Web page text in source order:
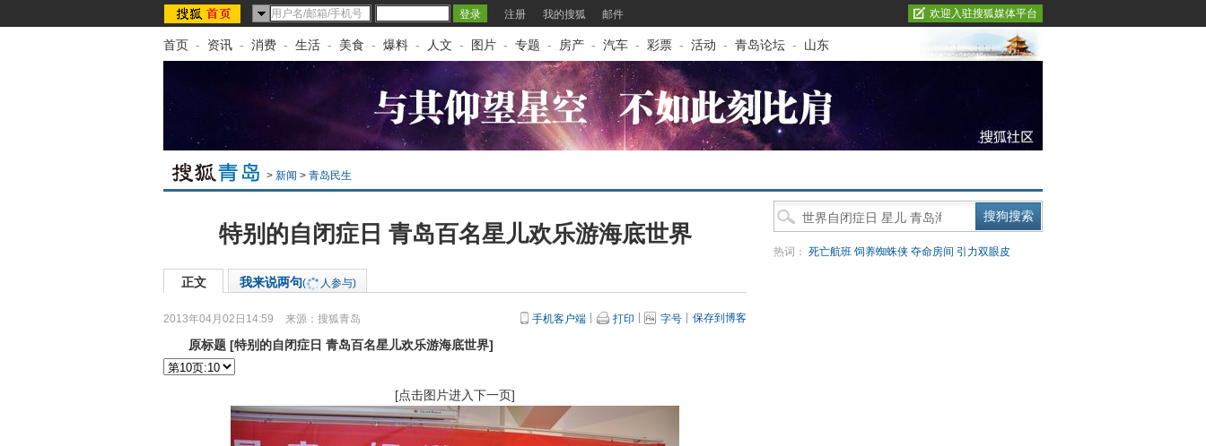
注册 我的搜狐 邮件 欢迎入驻搜狐媒体平台
首页 - 资讯 - 消费 - 生活 - 美食 - 爆料 - 人文 - 图片 - 专题 - 房产 - 汽车 - 彩票 - 活动 - 青岛论坛 - 山东
> 新闻 > 青岛民生
特别的自闭症日 青岛百名星儿欢乐游海底世界
正文 我来说两句( 人参与)
2013年04月02日14:59 来源： 搜狐青岛 手机客户端 打印 字号 保存到博客
原标题 [特别的自闭症日 青岛百名星儿欢乐游海底世界]
[点击图片进入下一页]
热词： 死亡航班 饲养蜘蛛侠 夺命房间 引力双眼皮